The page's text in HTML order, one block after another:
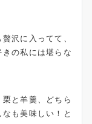
沢に入ってて、
の私には堪らな
と羊羹、どちら
も美味しい！と